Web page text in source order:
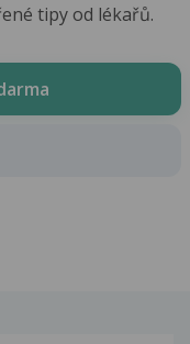
tipy od lékařů.